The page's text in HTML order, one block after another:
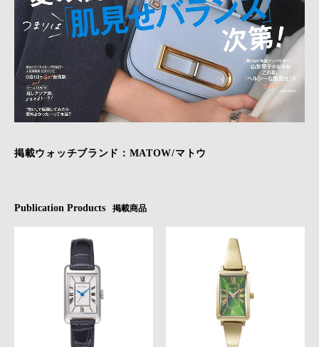
掲載ウォッチブランド：MATOW/マトウ
Publication Products 掲載商品